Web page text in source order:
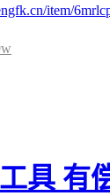
item/
具 有